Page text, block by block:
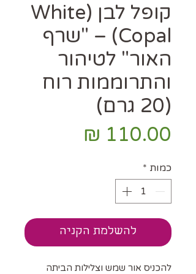
קופל לבן (White
Copal) – "שרף
האור" לטיהור
והתרוממות רוח
(20 גרם)
כמות *
להשלמת הקניה
להכניס אור שמש וצלילות הביתה